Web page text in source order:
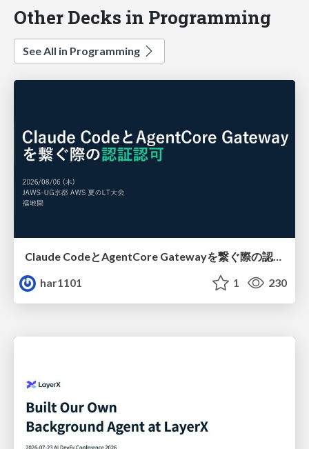
Other Decks in Programming
See All in Programming
Claude CodeとAgentCore Gatewayを繋ぐ際の認証認可 / Authentication and authorization when connecting Claude Code with AgentCore Gateway
har1101
1 230